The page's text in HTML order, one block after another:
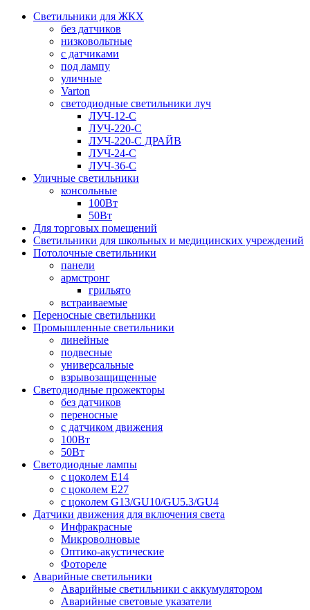
Светильники для ЖКХ
без датчиков
низковольтные
с датчиками
под лампу
уличные
Varton
светодиодные светильники луч
ЛУЧ-12-С
ЛУЧ-220-С
ЛУЧ-220-С ДРАЙВ
ЛУЧ-24-С
ЛУЧ-36-С
Уличные светильники
консольные
100Вт
50Вт
Для торговых помещений
Светильники для школьных и медицинских учреждений
Потолочные светильники
панели
армстронг
грильято
встраиваемые
Переносные светильники
Промышленные светильники
линейные
подвесные
универсальные
взрывозащищенные
Светодиодные прожекторы
без датчиков
переносные
с датчиком движения
100Вт
50Вт
Светодиодные лампы
с цоколем E14
с цоколем E27
с цоколем G13/GU10/GU5.3/GU4
Датчики движения для включения света
Инфракрасные
Микроволновые
Оптико-акустические
Фотореле
Аварийные светильники
Аварийные светильники с аккумулятором
Аварийные световые указатели